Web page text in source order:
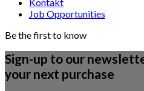
Job Opportunities
Be the first to know
Sign-up to our
your next purchase